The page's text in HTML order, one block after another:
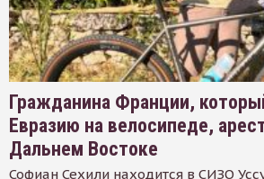
Гражданина Франции,
Евразию на велосипеде,
Дальнем Востоке
Софиан Сехили находится в СИЗО